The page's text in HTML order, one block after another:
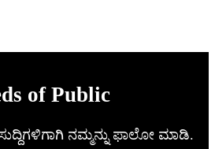
of Public
ನಮ್ಮನ್ನು ಫಾಲೋ ಮಾಡಿ.